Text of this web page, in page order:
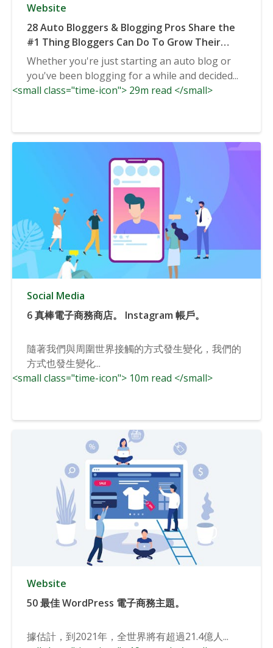
Website
28 Auto Bloggers & Blogging Pros Share the
#1 Thing Bloggers Can Do To Grow Their
Auto Blog
Whether you're just starting an auto blog or
you've been blogging for a while and decided...
<small class="time-icon"> 29m read </small>
Social Media
6 真棒電子商務商店。 Instagram 帳戶。
隨著我們與周圍世界接觸的方式發生變化，我們的
方式也發生變化...
<small class="time-icon"> 10m read </small>
Website
50 最佳 WordPress 電子商務主題。
據估計，到2021年，全世界將有超過21.4億人...